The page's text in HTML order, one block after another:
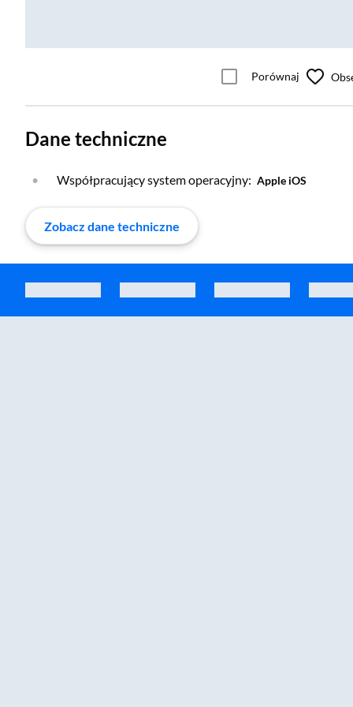
Porównaj
Dane techniczne
Współpracujący system operacyjny: Apple iOS
Zobacz dane techniczne